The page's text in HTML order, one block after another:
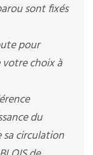
sont fixés
pour
choix à
du
sa circulation